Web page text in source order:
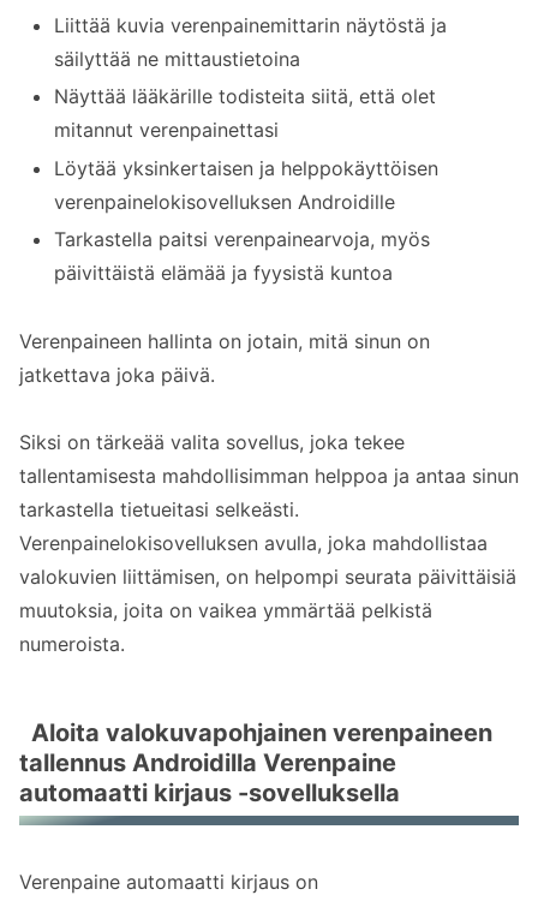
Liittää kuvia verenpainemittarin näytöstä ja
säilyttää ne mittaustietoina
Näyttää lääkärille todisteita siitä, että olet
mitannut verenpainettasi
Löytää yksinkertaisen ja helppokäyttöisen
verenpainelokisovelluksen Androidille
Tarkastella paitsi verenpainearvoja, myös
päivittäistä elämää ja fyysistä kuntoa
Verenpaineen hallinta on jotain, mitä sinun on
jatkettava joka päivä.
Siksi on tärkeää valita sovellus, joka tekee
tallentamisesta mahdollisimman helppoa ja antaa sinun
tarkastella tietueitasi selkeästi.
Verenpainelokisovelluksen avulla, joka mahdollistaa
valokuvien liittämisen, on helpompi seurata päivittäisiä
muutoksia, joita on vaikea ymmärtää pelkistä
numeroista.
Aloita valokuvapohjainen verenpaineen
tallennus Androidilla Verenpaine
automaatti kirjaus -sovelluksella
Verenpaine automaatti kirjaus on